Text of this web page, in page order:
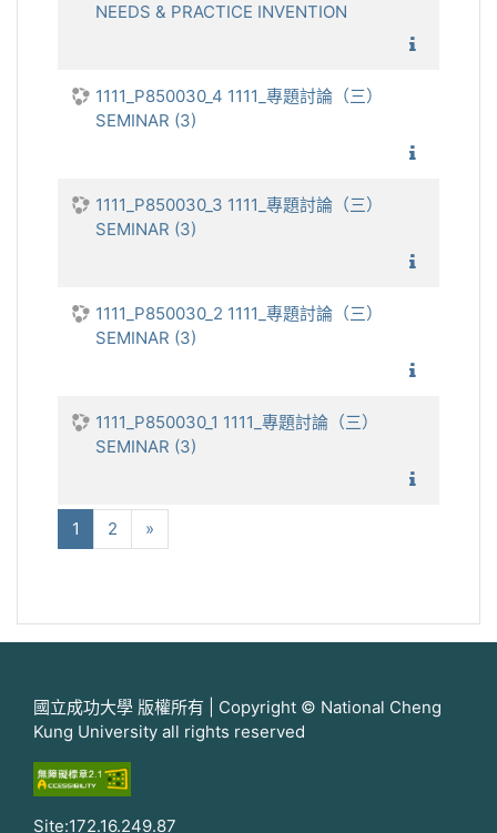
NEEDS & PRACTICE INVENTION
1111_P850030_4 1111_專題討論（三）
SEMINAR (3)
1111_P850030_3 1111_專題討論（三）
SEMINAR (3)
1111_P850030_2 1111_專題討論（三）
SEMINAR (3)
1111_P850030_1 1111_專題討論（三）
SEMINAR (3)
1 (current)
2 »
國立成功大學 版權所有 | Copyright © National Cheng
Kung University all rights reserved
Site:172.16.249.87